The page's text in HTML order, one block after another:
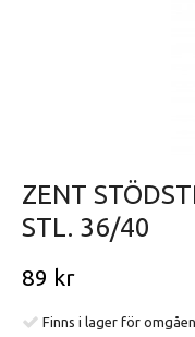
ZENT
STL. 36/40
89 kr
Finns i lager för